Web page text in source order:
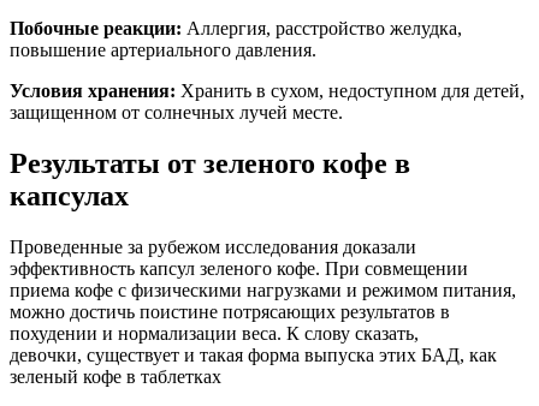
Побочные реакции: Аллергия, расстройство желудка,
повышение артериального давления.
Условия хранения: Хранить в сухом, недоступном для детей,
защищенном от солнечных лучей месте.
Результаты от зеленого кофе в
капсулах
Проведенные за рубежом исследования доказали
эффективность капсул зеленого кофе. При совмещении
приема кофе с физическими нагрузками и режимом питания,
можно достичь поистине потрясающих результатов в
похудении и нормализации веса. К слову сказать,
девочки, существует и такая форма выпуска этих БАД, как
зеленый кофе в таблетках